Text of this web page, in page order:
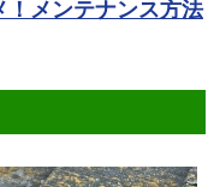
！メンテナンス方法